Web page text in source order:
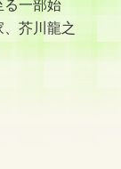
芥川龍之